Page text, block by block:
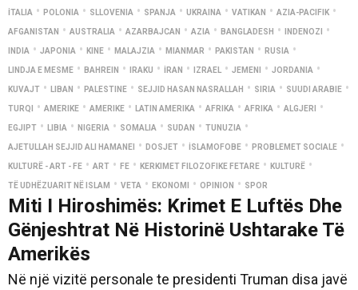
İTALIA • POLONIA • SLLOVENIA • SPANJA • UKRAINA • VATIKAN • AZIA-PACIFIK •
AFGANISTAN • AUSTRALIA • AZARBAJCAN • AZIA • BANGLADESH • INDENOZI •
INDIA • JAPONIA • KINE • MALAJZIA • MIANMAR • PAKISTAN • RUSIA •
LINDJA E MESME • BAHREIN • IRAKU • İRAN • IZRAEL • JEMENI • JORDANIA •
KUVAJT • LIBAN • PALESTINE • SEJJID HASAN NASRALLAH • SIRIA • SUUDI ARABIE •
TURQI • AMERIKE • AMERIKE • LATIN AMERIKA • AFRIKA • AFRIKA • ALGJERI •
EGJIPT • LIBIA • NIGERIA • SOMALIA • SUDAN • TUNUZIA •
AJETULLAH SEJJID ALI HAMANEI • DOSJET • İSLAMOFOBE • PROBLEMET SOCIALE •
KULTURË - ART - FE • ART • FE • KERKIMET FILOZOFIKE FETARE • KULTURË •
TË UDHËZUARIT NË ISLAM • VETA • EKONOMI • OPINION • SPOR
Miti I Hiroshimës: Krimet E Luftës Dhe
Gënjeshtrat Në Historinë Ushtarake Të
Amerikës
Në një vizitë personale te presidenti Truman disa javë